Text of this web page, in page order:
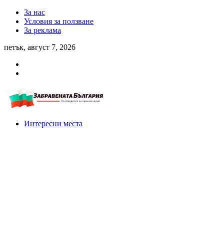
За нас
Условия за ползване
За реклама
петък, август 7, 2026
Интересни места